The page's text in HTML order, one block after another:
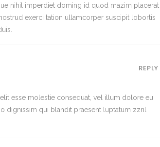
nihil imperdiet doming id quod mazim placerat
exerci tation ullamcorper suscipit lobortis
REPLY
esse molestie consequat, vel illum dolore eu
dignissim qui blandit praesent luptatum zzril